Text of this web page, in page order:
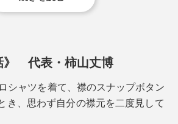
るような心地よさ”を体感してくださ
》 代表・柿山丈博
シャツを着て、襟のスナップボタン
き、思わず自分の襟元を二度見して